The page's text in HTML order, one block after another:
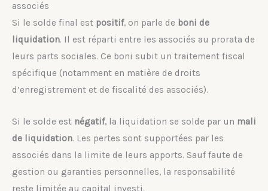
associés
Si le solde final est positif, on parle de boni de
liquidation. Il est réparti entre les associés au prorata de
leurs parts sociales. Ce boni subit un traitement fiscal
spécifique (notamment en matière de droits
d’enregistrement et de fiscalité des associés).
Si le solde est négatif, la liquidation se solde par un mali
de liquidation. Les pertes sont supportées par les
associés dans la limite de leurs apports. Sauf faute de
gestion ou garanties personnelles, la responsabilité
reste limitée au capital investi.